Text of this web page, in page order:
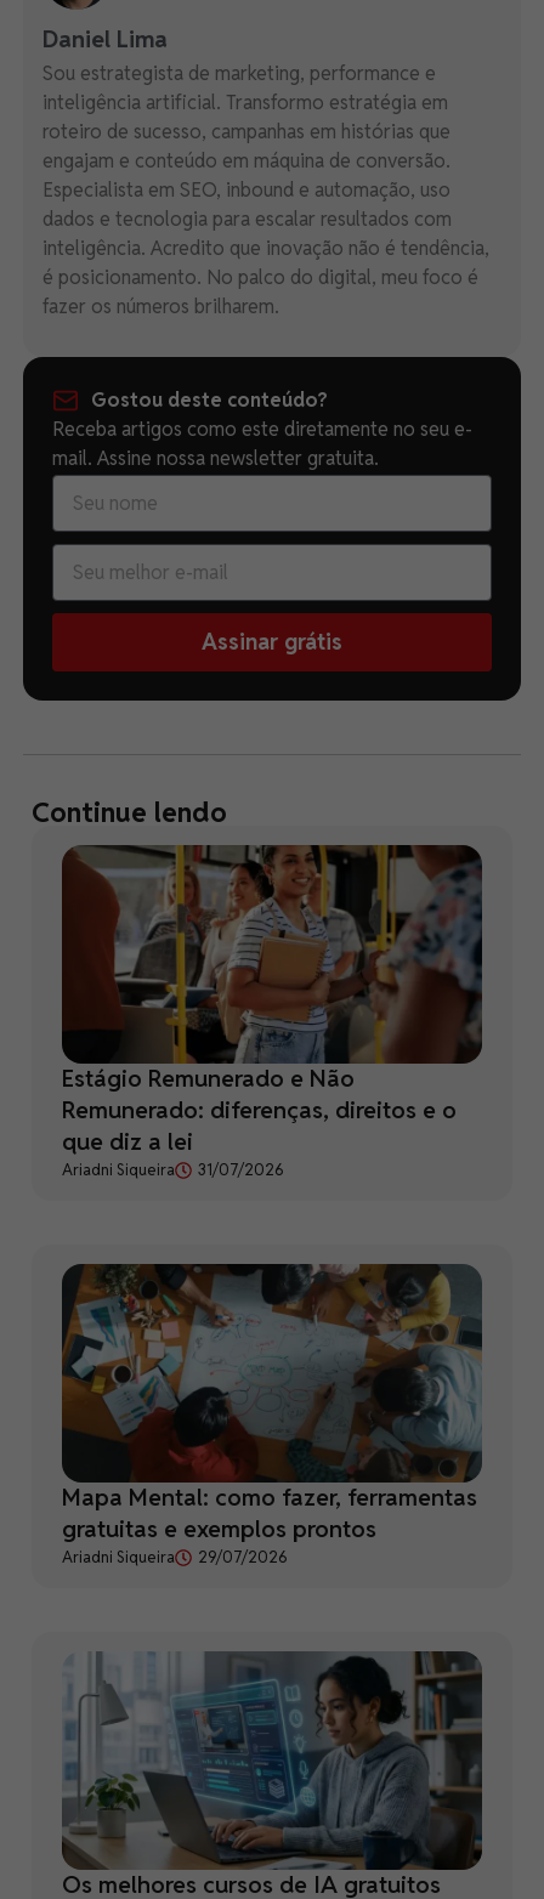
Daniel Lima
Sou estrategista de marketing, performance e
inteligência artificial. Transformo estratégia em
roteiro de sucesso, campanhas em histórias que
engajam e conteúdo em máquina de conversão.
Especialista em SEO, inbound e automação, uso
dados e tecnologia para escalar resultados com
inteligência. Acredito que inovação não é tendência,
é posicionamento. No palco do digital, meu foco é
fazer os números brilharem.
Gostou deste conteúdo?
Receba artigos como este diretamente no seu e-
mail. Assine nossa newsletter gratuita.
Assinar grátis
Continue lendo
Estágio Remunerado e Não
Remunerado: diferenças, direitos e o
que diz a lei
Ariadni Siqueira 31/07/2026
Mapa Mental: como fazer, ferramentas
gratuitas e exemplos prontos
Ariadni Siqueira 29/07/2026
Os melhores cursos de IA gratuitos